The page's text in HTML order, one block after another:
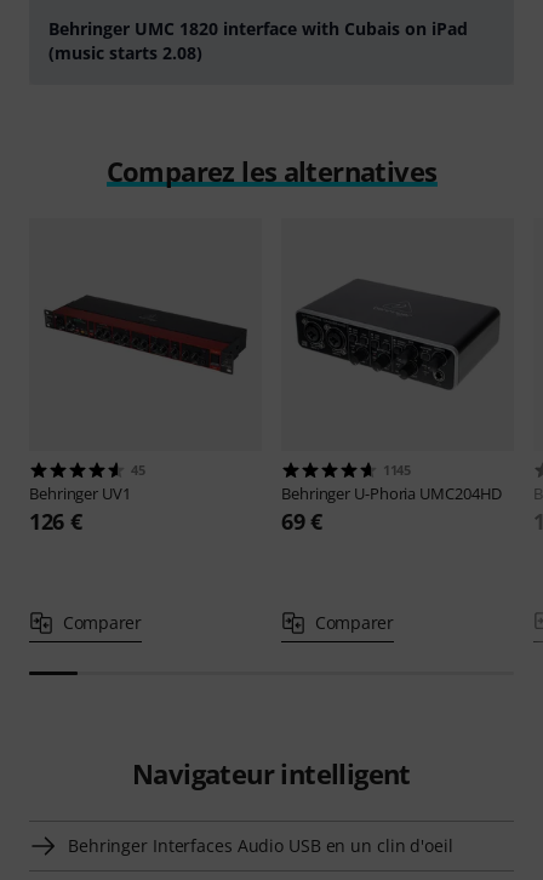
Behringer UMC 1820 interface with Cubais on iPad
(music starts 2.08)
Comparez les alternatives
45
Behringer UV1
126 €
Comparer
1145
Behringer U-Phoria UMC204HD
69 €
Comparer
Navigateur intelligent
Behringer Interfaces Audio USB en un clin d'oeil